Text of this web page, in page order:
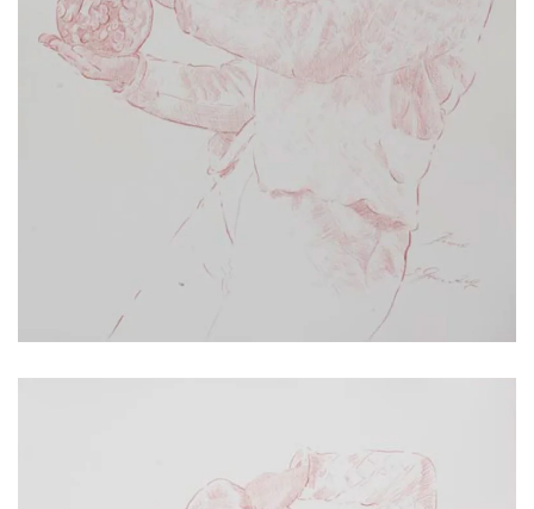
017 | 78 x 56 cm
Rötel auf Papier, Hahnemühle